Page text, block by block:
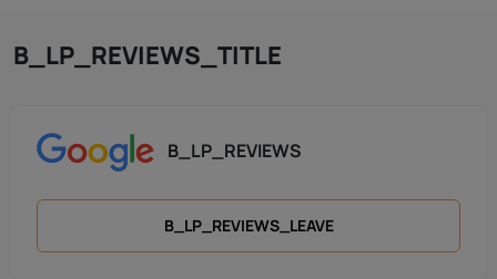
B_LP_REVIEWS_TITLE
B_LP_REVIEWS
B_LP_REVIEWS_LEAVE